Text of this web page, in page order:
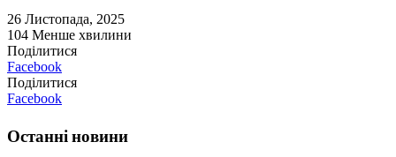
26 Листопада, 2025
104 Менше хвилини
Поділитися
Facebook
Поділитися
Facebook
Останні новини